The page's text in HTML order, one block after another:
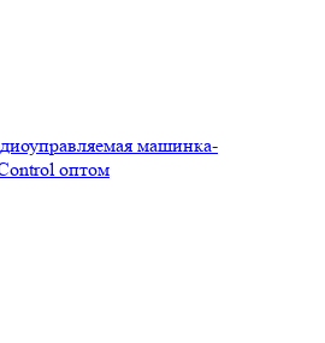
машинка-
оптом